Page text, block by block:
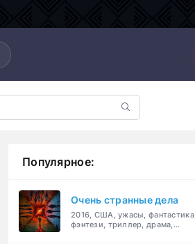
Популярное:
Очень странные дела
2016, США, ужасы, фантастика,
фэнтези, триллер, драма,